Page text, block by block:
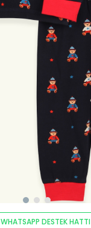
WHATSAPP DESTEK HATTI